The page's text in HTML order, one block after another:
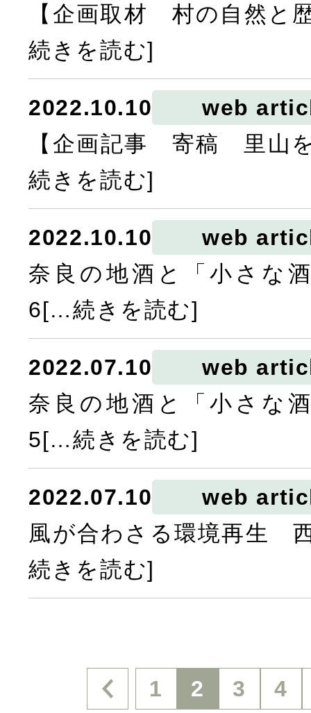
【企画取材 村の自然と
続きを読む]
2022.10.10
web
【企画記事 寄稿 里山
続きを読む]
2022.10.10
web
奈良の地酒と「小さな
6[…続きを読む]
2022.07.10
web
奈良の地酒と「小さな
5[…続きを読む]
2022.07.10
web
風が合わさる環境再生
続きを読む]
投
1 2 3 4